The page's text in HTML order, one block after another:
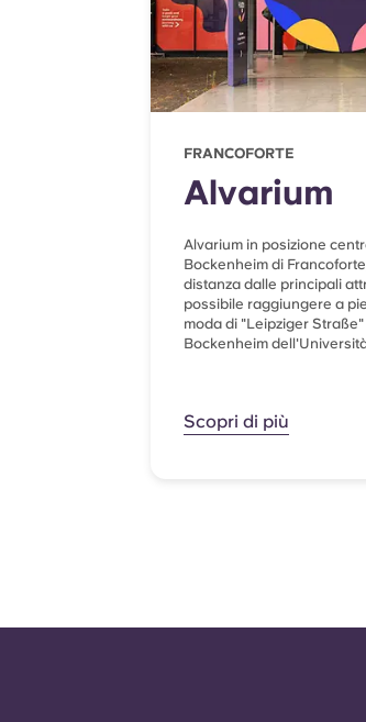
FRANCOFORTE
Alvarium
Alvarium in posizione
Bockenheim di
distanza dalle principali
possibile raggiungere a
moda di "Leipziger
Bockenheim
Scopri di più